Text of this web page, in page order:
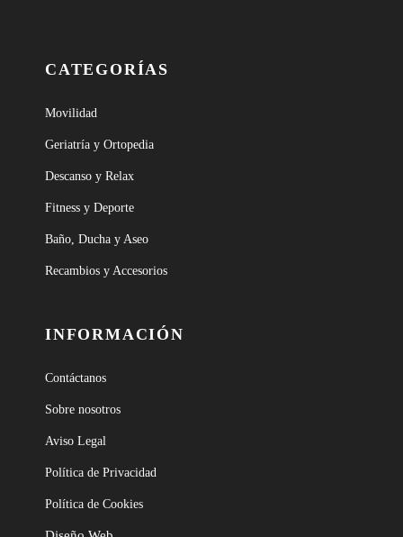
CATEGORÍAS
Movilidad
Geriatría y Ortopedia
Descanso y Relax
Fitness y Deporte
Baño, Ducha y Aseo
Recambios y Accesorios
INFORMACIÓN
Contáctanos
Sobre nosotros
Aviso Legal
Política de Privacidad
Política de Cookies